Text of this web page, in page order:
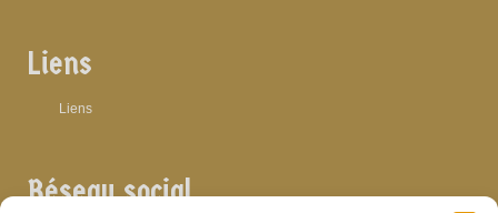
Liens
Liens
Réseau social